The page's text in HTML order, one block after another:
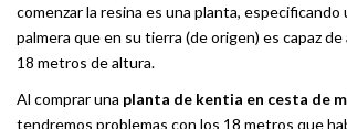
comenzar la resina es una planta, especificando
palmera que en su tierra (de origen) es capaz de
18 metros de altura.
Al comprar una planta de kentia en cesta de
tendremos problemas con los 18 metros que